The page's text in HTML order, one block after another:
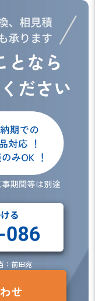
：前田宛
せ